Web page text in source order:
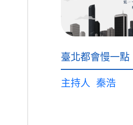
臺北都會慢一點
主持人 秦浩